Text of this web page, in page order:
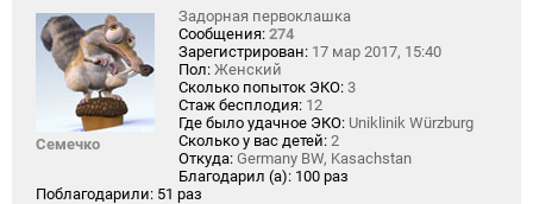
Семечко
Задорная первоклашка
Сообщения: 274
Зарегистрирован: 17 мар 2017, 15:40
Пол: Женский
Сколько попыток ЭКО: 3
Стаж бесплодия: 12
Где было удачное ЭКО: Uniklinik Würzburg
Сколько у вас детей: 2
Откуда: Germany BW, Kasachstan
Благодарил (а): 100 раз
Поблагодарили: 51 раз